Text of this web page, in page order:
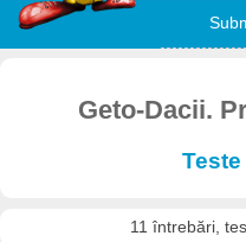
Geto-Dacii.
11 întrebări,